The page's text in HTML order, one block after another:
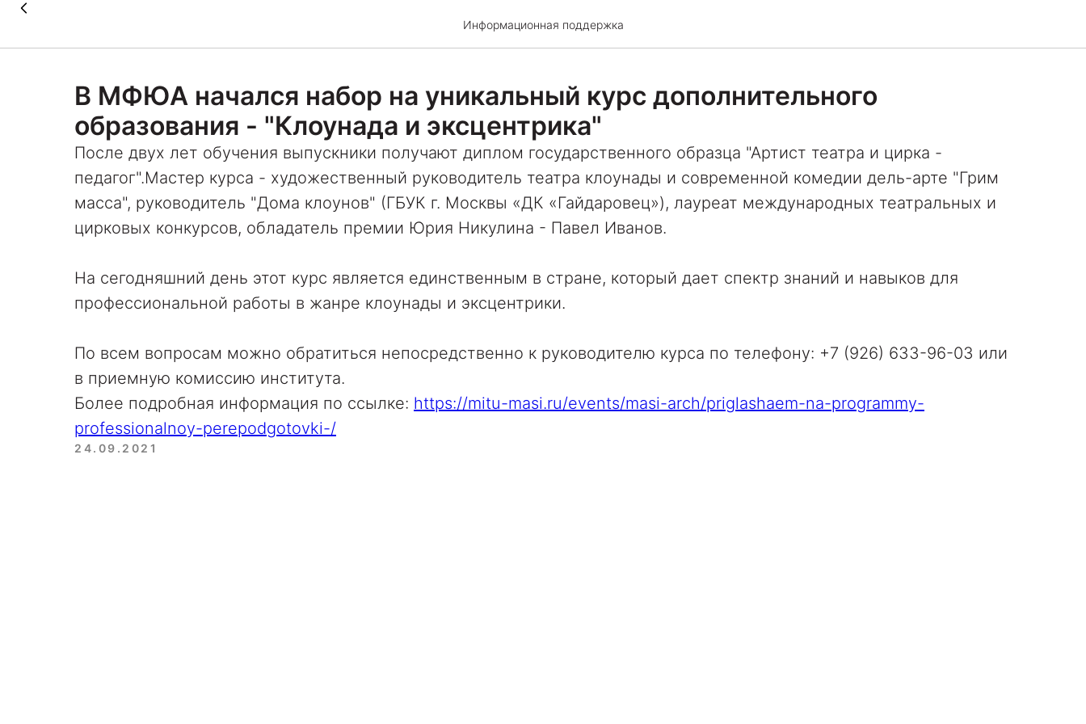
Информационная поддержка
В МФЮА начался набор на уникальный курс дополнительного
образования - "Клоунада и эксцентрика"
После двух лет обучения выпускники получают диплом государственного образца "Артист театра и цирка -
педагог".Мастер курса - художественный руководитель театра клоунады и современной комедии дель-арте "Грим
масса", руководитель "Дома клоунов" (ГБУК г. Москвы «ДК «Гайдаровец»), лауреат международных театральных и
цирковых конкурсов, обладатель премии Юрия Никулина - Павел Иванов.
На сегодняшний день этот курс является единственным в стране, который дает спектр знаний и навыков для
профессиональной работы в жанре клоунады и эксцентрики.
По всем вопросам можно обратиться непосредственно к руководителю курса по телефону: +7 (926) 633-96-03 или
в приемную комиссию института.
Более подробная информация по ссылке: https://mitu-masi.ru/events/masi-arch/priglashaem-na-programmy-
professionalnoy-perepodgotovki-/
24.09.2021